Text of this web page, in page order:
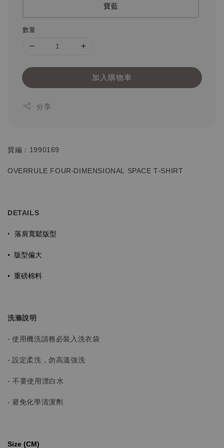
寶藍
數量
加入購物車
分享
貨編：1990169
OVERRULE FOUR-DIMENSIONAL SPACE T-SHIRT
DETAILS
• 落肩寬鬆版型
• 版型偏大
• 重磅棉料
洗滌說明
- 使用機洗請務必裝入洗衣袋
- 設定柔洗，勿高溫強洗
-不要使用漂白水
- 避免化學清潔劑
Size (CM)⁡⁡